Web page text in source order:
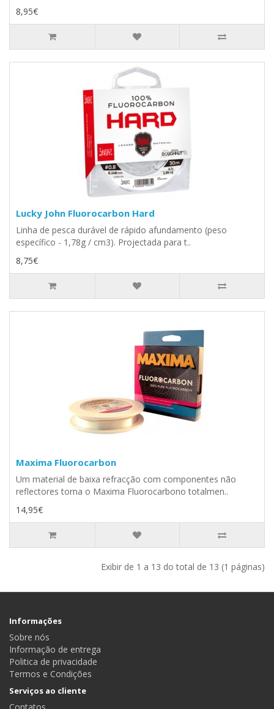
8,95€
Lucky John Fluorocarbon Hard
Linha de pesca durável de rápido afundamento (peso
específico - 1,78g / cm3). Projectada para t..
8,75€
Maxima Fluorocarbon
Um material de baixa refracção com componentes não
reflectores torna o Maxima Fluorocarbono totalmen..
14,95€
Exibir de 1 a 13 do total de 13 (1 páginas)
Informações
Sobre nós
Informação de entrega
Politica de privacidade
Termos e Condições
Serviços ao cliente